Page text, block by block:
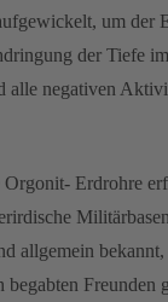
um der
der Tiefe
alle negativen
Orgonit- Erdrohre
allgemein
Freunden